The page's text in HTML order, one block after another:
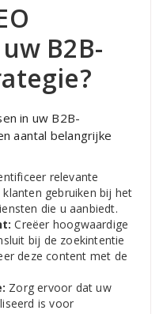
B2B-
in uw B2B-
aantal belangrijke
relevante
gebruiken bij het
die u aanbiedt.
Creëer hoogwaardige
bij de zoekintentie
deze content met de
Zorg ervoor dat uw
is voor